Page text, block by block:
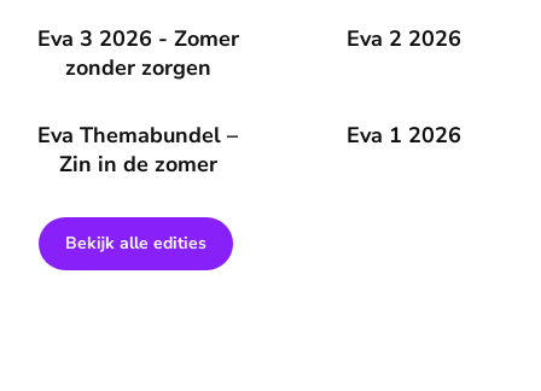
Eva 3 2026 - Zomer
zonder zorgen
Eva 3 2026 - Zomer zonder zorgen Eva 2 2026
Eva 2 2026
Eva Themabundel –
Zin in de zomer
Eva Themabundel – Zin in de zomer Eva 1 2026
Eva 1 2026
Bekijk alle edities